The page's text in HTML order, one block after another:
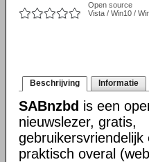
Open source
Vista / Win10 /
Beschrijving Informatie
SABnzbd is een
nieuwslezer, gratis,
gebruikersvriendelijk
praktisch overal